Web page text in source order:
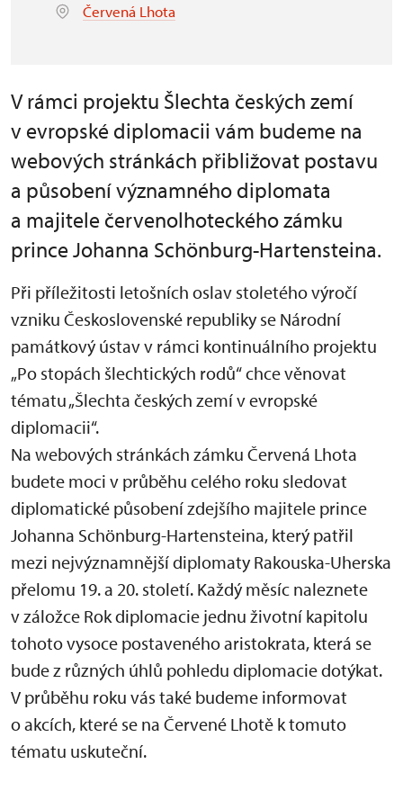
Červená Lhota
V rámci projektu Šlechta českých zemí
v evropské diplomacii vám budeme na
webových stránkách přibližovat postavu
a působení významného diplomata
a majitele červenolhoteckého zámku
prince Johanna Schönburg-Hartensteina.
Při příležitosti letošních oslav stoletého výročí
vzniku Československé republiky se Národní
památkový ústav v rámci kontinuálního projektu
„Po stopách šlechtických rodů“ chce věnovat
tématu „Šlechta českých zemí v evropské
diplomacii“.
Na webových stránkách zámku Červená Lhota
budete moci v průběhu celého roku sledovat
diplomatické působení zdejšího majitele prince
Johanna Schönburg-Hartensteina, který patřil
mezi nejvýznamnější diplomaty Rakouska-Uherska
přelomu 19. a 20. století. Každý měsíc naleznete
v záložce Rok diplomacie jednu životní kapitolu
tohoto vysoce postaveného aristokrata, která se
bude z různých úhlů pohledu diplomacie dotýkat.
V průběhu roku vás také budeme informovat
o akcích, které se na Červené Lhotě k tomuto
tématu uskuteční.